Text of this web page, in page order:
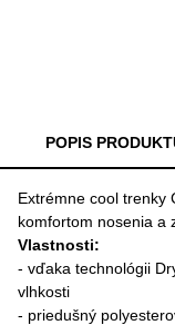
POPIS
Extrémne cool trenky
komfortom nosenia a
Vlastnosti:
- vďaka technológii
vlhkosti
- priedušný